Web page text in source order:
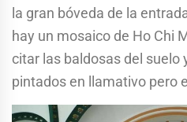
la gran bóveda de la
hay un mosaico de Ho Chi
citar las baldosas del suelo
pintados en llamativo pero